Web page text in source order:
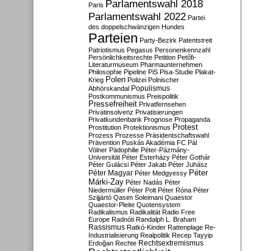
Paris Parlamentswahl 2018
Parlamentswahl 2022 Partei
des doppelschwänzigen Hundes
Parteien Party-Bezirk Patentstreit
Patriotismus Pegasus Personenkennzahl
Persönlichkeitsrechte Petition Petőfi-
Literaturmuseum Pharmaunternehmen
Philosophie Pipeline PiS Pisa-Studie Plakat-
Krieg Polen Polizei Polnischer
Abhörskandal Populismus
Postkommunismus Preispolitik
Pressefreiheit Privatfernsehen
Privatinsolvenz Privatisierungen
Privatkundenbank Prognose Propaganda
Prostitution Protektionismus Protest
Prozess Prozesse Präsidentschaftswahl
Prävention Puskás Akadémia FC Pál
Völner Pädophilie Péter-Pázmány-
Universität Péter Esterházy Péter Gothár
Péter Gulácsi Péter Jakab Péter Juhász
Péter Magyar Péter Medgyessy Péter
Márki-Zay Péter Nadás Péter
Niedermüller Péter Polt Péter Róna Péter
Szijjártó Qasim Soleimani Quaestor
Quaestor-Pleite Quotensystem
Radikalismus Radikalität Radio Free
Europe Radnóti Randalph L. Braham
Rassismus Ratkó-Kinder Rattenplage Re-
Industrialisierung Realpolitik Recep Tayyip
Erdoğan Rechte Rechtsextremismus